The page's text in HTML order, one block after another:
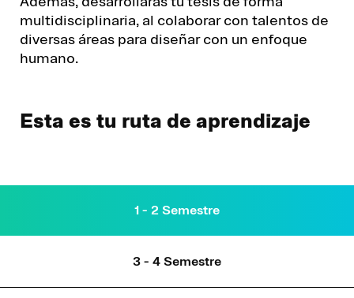
multidisciplinaria, al colaborar con talentos de
diversas áreas para diseñar con un enfoque
humano.
Esta es tu ruta de aprendizaje
1 - 2 Semestre
3 - 4 Semestre